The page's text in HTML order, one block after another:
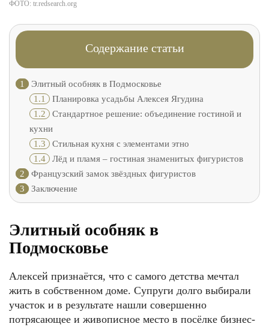
ФОТО: tr.redsearch.org
Содержание статьи
1
Элитный особняк в Подмосковье
1.1 Планировка усадьбы Алексея Ягудина
1.2 Стандартное решение: объединение гостиной и
кухни
1.3 Стильная кухня с элементами этно
1.4 Лёд и пламя – гостиная знаменитых фигуристов
2
Французский замок звёздных фигуристов
3
Заключение
Элитный особняк в
Подмосковье
Алексей признаётся, что с самого детства мечтал
жить в собственном доме. Супруги долго выбирали
участок и в результате нашли совершенно
потрясающее и живописное место в посёлке бизнес-